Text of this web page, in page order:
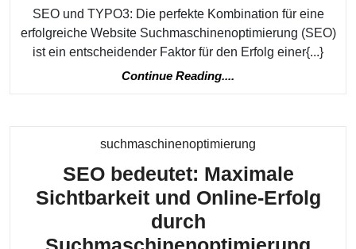
SEO und TYPO3: Die perfekte Kombination für eine
erfolgreiche Website Suchmaschinenoptimierung (SEO)
ist ein entscheidender Faktor für den Erfolg einer{...}
Continue Reading....
suchmaschinenoptimierung
SEO bedeutet: Maximale
Sichtbarkeit und Online-Erfolg
durch